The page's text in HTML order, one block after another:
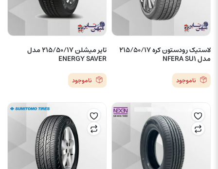
لاستیک رودستون کره 215/50/17
مدل NFERA SU1
ناموجود
تایر میشلن 215/50/17 مدل
ENERGY SAVER
ناموجود